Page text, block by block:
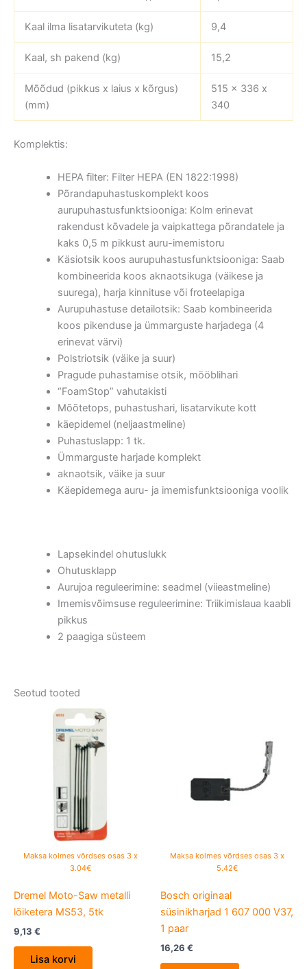
Kaal ilma lisatarvikuteta (kg) 9,4
Kaal, sh pakend (kg) 15,2
Mõõdud (pikkus x laius x kõrgus)
(mm)
515 x 336 x
340
Komplektis:
HEPA filter: Filter HEPA (EN 1822:1998)
Põrandapuhastuskomplekt koos
aurupuhastusfunktsiooniga: Kolm erinevat
rakendust kõvadele ja vaipkattega põrandatele ja
kaks 0,5 m pikkust auru-imemistoru
Käsiotsik koos aurupuhastusfunktsiooniga: Saab
kombineerida koos aknaotsikuga (väikese ja
suurega), harja kinnituse või froteelapiga
Aurupuhastuse detailotsik: Saab kombineerida
koos pikenduse ja ümmarguste harjadega (4
erinevat värvi)
Polstriotsik (väike ja suur)
Pragude puhastamise otsik, mööblihari
“FoamStop” vahutakisti
Mõõtetops, puhastushari, lisatarvikute kott
käepidemel (neljaastmeline)
Puhastuslapp: 1 tk.
Ümmarguste harjade komplekt
aknaotsik, väike ja suur
Käepidemega auru- ja imemisfunktsiooniga voolik
Lapsekindel ohutuslukk
Ohutusklapp
Aurujoa reguleerimine: seadmel (viieastmeline)
Imemisvõimsuse reguleerimine: Triikimislaua kaabli
pikkus
2 paagiga süsteem
Seotud tooted
Maksa kolmes võrdses osas 3 x
3.04€
Dremel Moto-Saw metalli
lõiketera MS53, 5tk
9,13 €
Lisa korvi
Maksa kolmes võrdses osas 3 x
5.42€
Bosch originaal
süsinikharjad 1 607 000 V37,
1 paar
16,26 €